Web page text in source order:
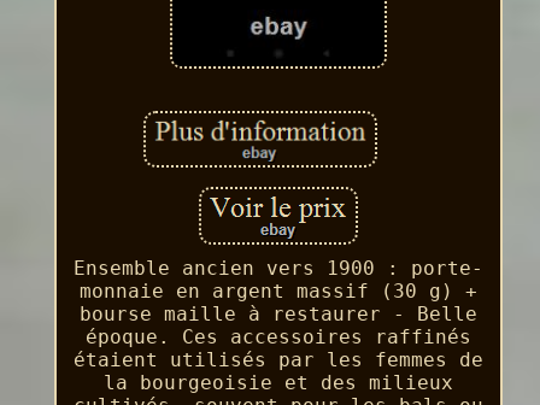
Ensemble ancien vers 1900 : porte-
monnaie en argent massif (30 g) +
bourse maille à restaurer - Belle
époque. Ces accessoires raffinés
étaient utilisés par les femmes de
la bourgeoisie et des milieux